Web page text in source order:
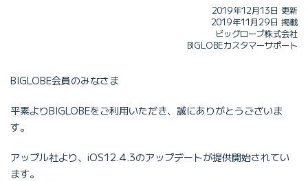
2019年12月13日 更新
2019年11月29日 掲載
ビッグローブ株式会社
BIGLOBEカスタマーサポート
BIGLOBE会員のみなさま
平素よりBIGLOBEをご利用いただき、誠にありがとうございま
す。
アップル社より、iOS12.4.3のアップデートが提供開始されてい
ます。